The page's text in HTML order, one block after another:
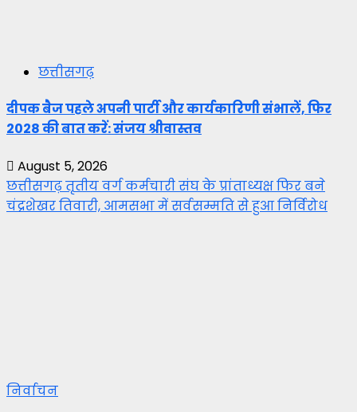
छत्तीसगढ़
दीपक बैज पहले अपनी पार्टी और कार्यकारिणी संभालें, फिर
2028 की बात करें: संजय श्रीवास्तव
August 5, 2026
छत्तीसगढ़ तृतीय वर्ग कर्मचारी संघ के प्रांताध्यक्ष फिर बने
चंद्रशेखर तिवारी, आमसभा में सर्वसम्मति से हुआ निर्विरोध
निर्वाचन